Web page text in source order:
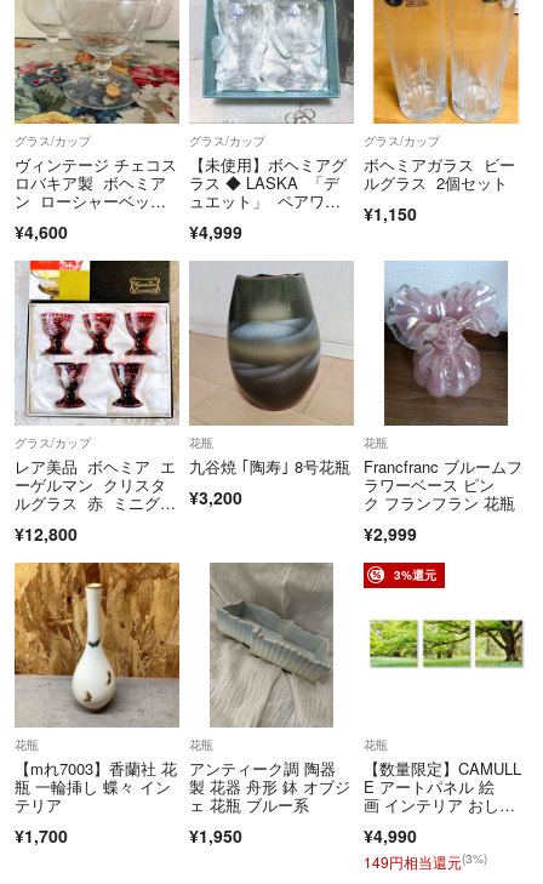
グラス/カップ
ヴィンテージ チェコス
ロバキア製 ボヘミア
ン ローシャーベット
¥4,600
グラス/カップ
【未使用】ボヘミアグ
ラス ◆ LASKA 「デ
ュエット」 ペアワイ
¥4,999
グラス/カップ
ボヘミアガラス ビー
ルグラス 2個セット
¥1,150
グラス/カップ
レア美品 ボヘミア エ
ーゲルマン クリスタ
ルグラス 赤 ミニグラ
¥12,800
花瓶
九谷焼 ｢陶寿｣ 8号花瓶
¥3,200
花瓶
Francfranc ブルームフ
ラワーベース ピン
ク フランフラン 花瓶
¥2,999
花瓶
【mれ7003】香蘭社 花
瓶 一輪挿し 蝶々 イン
テリア
¥1,700
花瓶
アンティーク調 陶器
製 花器 舟形 鉢 オブジ
ェ 花瓶 ブルー系
¥1,950
3%還元
花瓶
【数量限定】CAMULL
E アートパネル 絵
画 インテリア おしゃ
¥4,990
149円相当還元(3%)